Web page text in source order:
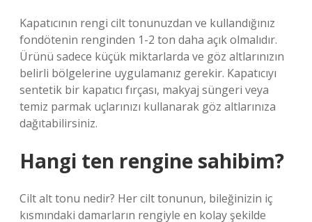
Kapatıcının rengi cilt tonunuzdan ve kullandığınız
fondötenin renginden 1-2 ton daha açık olmalıdır.
Ürünü sadece küçük miktarlarda ve göz altlarınızın
belirli bölgelerine uygulamanız gerekir. Kapatıcıyı
sentetik bir kapatıcı fırçası, makyaj süngeri veya
temiz parmak uçlarınızı kullanarak göz altlarınıza
dağıtabilirsiniz.
Hangi ten rengine sahibim?
Cilt alt tonu nedir? Her cilt tonunun, bileğinizin iç
kısmındaki damarların rengiyle en kolay şekilde